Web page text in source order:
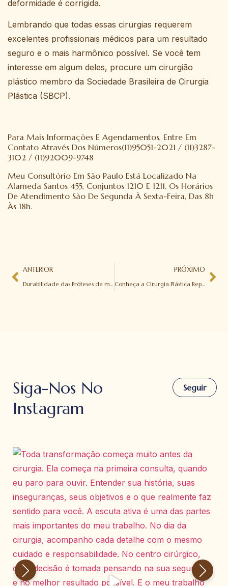
deformidade é corrigida.
Lembrando que todas essas cirurgias requerem
excelentes profissionais médicos para um resultado
seguro e o mais harmônico possível. Se você tem
interesse em algum deles, procure um cirurgião
plástico membro da Sociedade Brasileira de Cirurgia
Plástica (SBCP).
Para Mais Informações E Agendamentos, Entre Em
Contato Através Dos Números(11)95051-2021 / (11)3287-
3102 / (11)92009-9748
Meu Consultório Em São Paulo Está Localizado Na
Alameda Santos 455, Conjuntos 1210 E 1211. Os Horários
De Atendimento São De Segunda À Sexta-Feira, Das 8h
Às 18h.
ANTERIOR
Durabilidade das Próteses de mama
PRÓXIMO
Conheça a Cirurgia Plástica Reparadora
Siga-Nos No
Instagram
Seguir